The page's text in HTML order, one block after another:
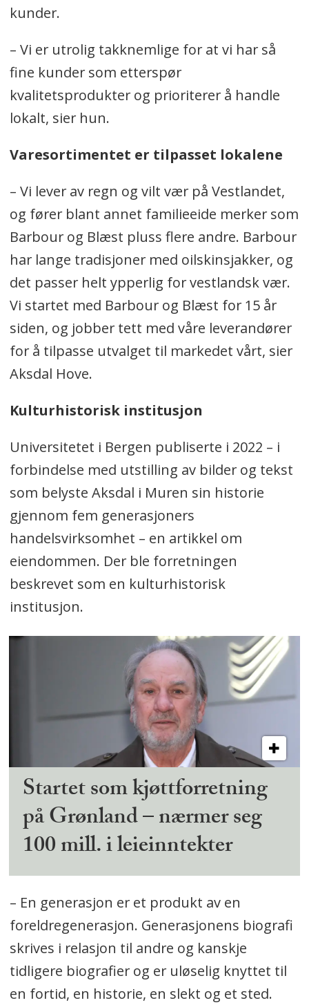
kunder.
– Vi er utrolig takknemlige for at vi har så
fine kunder som etterspør
kvalitetsprodukter og prioriterer å handle
lokalt, sier hun.
Varesortimentet er tilpasset lokalene
– Vi lever av regn og vilt vær på Vestlandet,
og fører blant annet familieeide merker som
Barbour og Blæst pluss flere andre. Barbour
har lange tradisjoner med oilskinsjakker, og
det passer helt ypperlig for vestlandsk vær.
Vi startet med Barbour og Blæst for 15 år
siden, og jobber tett med våre leverandører
for å tilpasse utvalget til markedet vårt, sier
Aksdal Hove.
Kulturhistorisk institusjon
Universitetet i Bergen publiserte i 2022 – i
forbindelse med utstilling av bilder og tekst
som belyste Aksdal i Muren sin historie
gjennom fem generasjoners
handelsvirksomhet – en artikkel om
eiendommen. Der ble forretningen
beskrevet som en kulturhistorisk
institusjon.
Startet som kjøttforretning
på Grønland – nærmer seg
100 mill. i leieinntekter
– En generasjon er et produkt av en
foreldregenerasjon. Generasjonens biografi
skrives i relasjon til andre og kanskje
tidligere biografier og er uløselig knyttet til
en fortid, en historie, en slekt og et sted.